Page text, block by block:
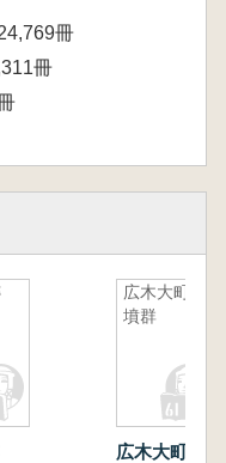
冊
冊
広木大町古
墳群
広木大町古